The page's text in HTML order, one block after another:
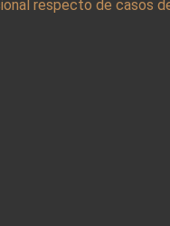
respecto de casos